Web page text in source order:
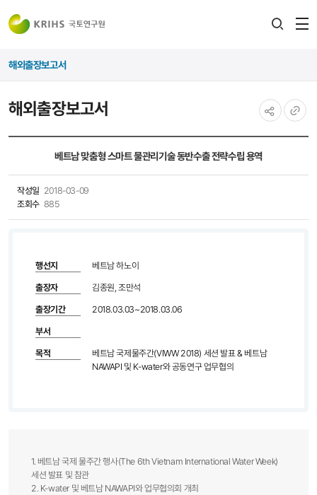
해외출장보고서
해외출장보고서
베트남 맞춤형 스마트 물관리기술 동반수출 전략수립 용역
작성일 2018-03-09
조회수 885
행선지 베트남 하노이
출장자 김종원, 조만석
출장기간 2018.03.03~2018.03.06
부서
목적
베트남 국제물주간(VIWW 2018) 세션 발표 & 베트남
NAWAPI 및 K-water와 공동연구 업무협의
1. 베트남 국제 물주간 행사(The 6th Vietnam International Water Week)
세션 발표 및 참관
2. K-water 및 베트남 NAWAPI와 업무협의회 개최